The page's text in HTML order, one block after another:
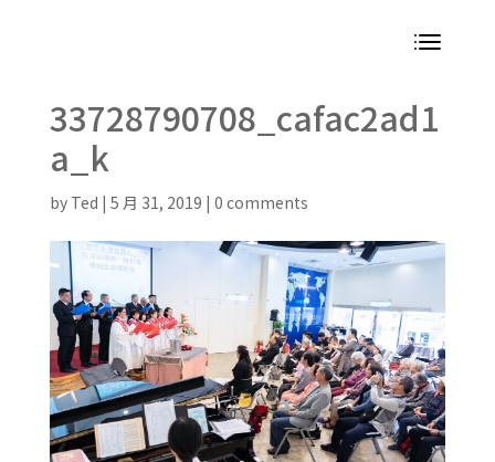
33728790708_cafac2ad1
a_k
by Ted | 5 月 31, 2019 | 0 comments